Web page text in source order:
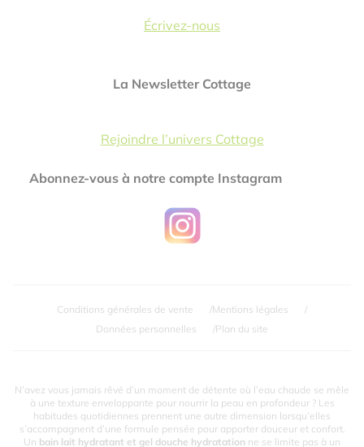
Écrivez-nous
La Newsletter Cottage
Rejoindre l’univers Cottage
Abonnez-vous à notre compte Instagram
Conditions générales de vente
Mentions légales
Données personnelles
Plan du site
N’avez vous jamais rêvé d’un moment de détente où l’eau chaude se mêle
à une texture enveloppante pour nourrir la peau en profondeur ? Les
habitudes quotidiennes prennent une autre dimension lorsqu’elles
s’accompagnent d’une formule pensée pour apporter douceur et confort.
Un bain lait hydratant et gel douche hydratation ne se limite pas à un